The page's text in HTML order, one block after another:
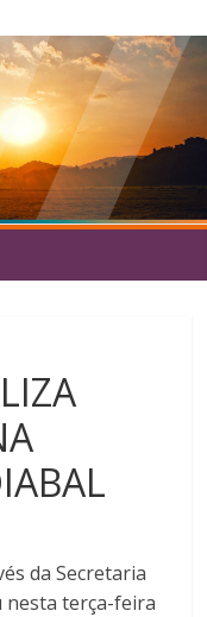
da Secretaria
nesta terça-feira